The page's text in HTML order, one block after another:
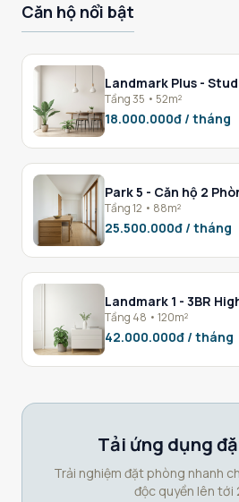
Căn hộ nổi bật
Landmark Plus -
Tầng 35 • 52m²
18.000.000đ / tháng
Park 5 - Căn hộ 2
Tầng 12 • 88m²
25.500.000đ / tháng
Landmark 1 - 3BR
Tầng 48 • 120m²
42.000.000đ / tháng
Tải ứng dụng
Trải nghiệm đặt phòng nhanh
độc quyền lên tới